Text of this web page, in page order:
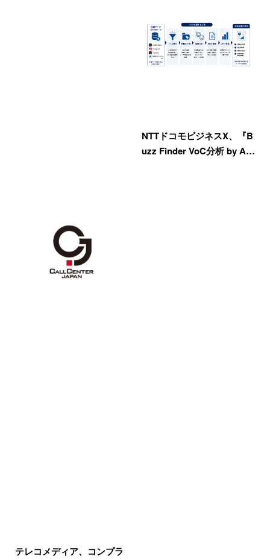
テレコメディア、コンプラ
NTTドコモビジネスX、『B
uzz Finder VoC分析 by A…